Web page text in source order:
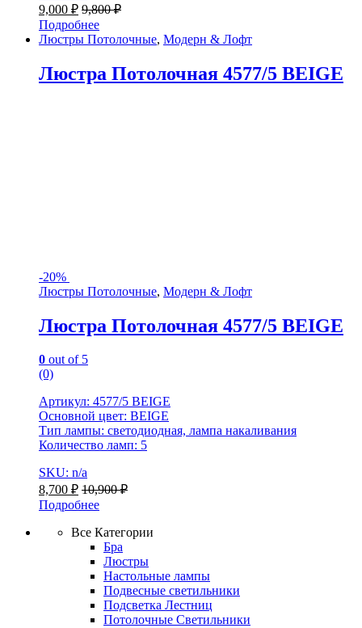
9,000 ₽ 9,800₽
Подробнее
Люстры Потолочные, Модерн & Лофт
Люстра Потолочная 4577/5 BEIGE
-20%
Люстры Потолочные, Модерн & Лофт
Люстра Потолочная 4577/5 BEIGE
0 out of 5
(0)
Артикул: 4577/5 BEIGE
Основной цвет: BEIGE
Тип лампы: светодиодная, лампа накаливания
Количество ламп: 5
SKU: n/a
8,700 ₽ 10,900₽
Подробнее
Все Категории
Бра
Люстры
Настольные лампы
Подвесные светильники
Подсветка Лестниц
Потолочные Светильники